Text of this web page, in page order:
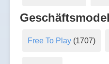
Free To Play(1707)